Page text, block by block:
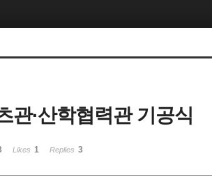
관·산학협력관 기공식
Likes 1 Replies 3